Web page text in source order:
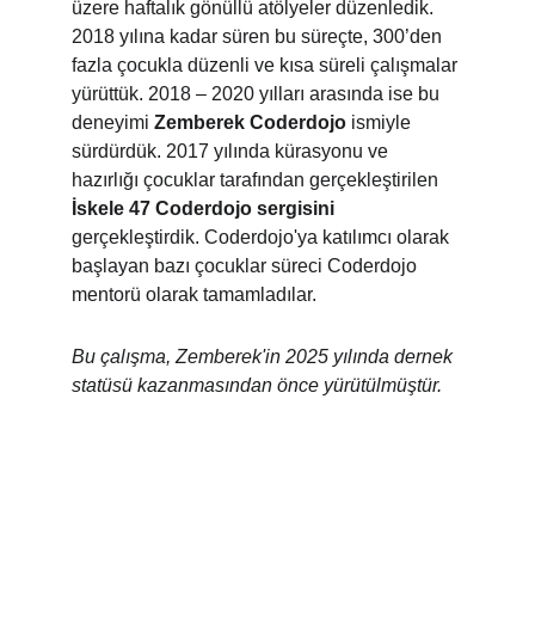
üzere haftalık gönüllü atölyeler düzenledik.
2018 yılına kadar süren bu süreçte, 300’den
fazla çocukla düzenli ve kısa süreli çalışmalar
yürüttük. 2018 – 2020 yılları arasında ise bu
deneyimi Zemberek Coderdojo ismiyle
sürdürdük. 2017 yılında kürasyonu ve
hazırlığı çocuklar tarafından gerçekleştirilen
İskele 47 Coderdojo sergisini
gerçekleştirdik. Coderdojo'ya katılımcı olarak
başlayan bazı çocuklar süreci Coderdojo
mentorü olarak tamamladılar.
Bu çalışma, Zemberek'in 2025 yılında dernek
statüsü kazanmasından önce yürütülmüştür.